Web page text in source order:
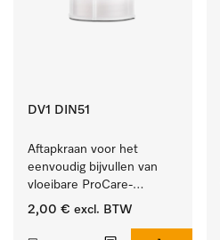
DV1 DIN51
Aftapkraan voor het
eenvoudig bijvullen van
vloeibare ProCare-
producten.
2,00 € excl. BTW